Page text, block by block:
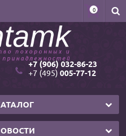
0
+7 (906) 032-86-23
+7 (495) 005-77-12